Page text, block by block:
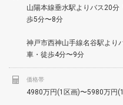
山陽本線垂水駅よりバス20
歩5分〜8分
神戸市西神山手線名谷駅よ
車・徒歩4分〜9分
価格帯
4980万円(1区画)〜5980万円